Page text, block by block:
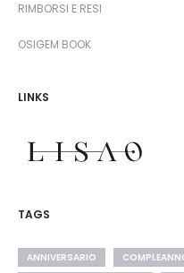
RIMBORSI E RESI
OSIGEM BOOK
LINKS
TAGS
ANNIVERSARIO